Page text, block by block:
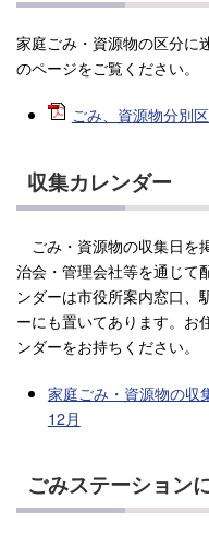
家庭ごみ・資源物の区分に
のページをご覧ください。
ごみ、資源物分別
収集カレンダー
ごみ・資源物の収集日を
治会・管理会社等を通じて
ンダーは市役所案内窓口、
ーにも置いてあります。お
ンダーをお持ちください。
家庭ごみ・資源物の収
12月
ごみステーション